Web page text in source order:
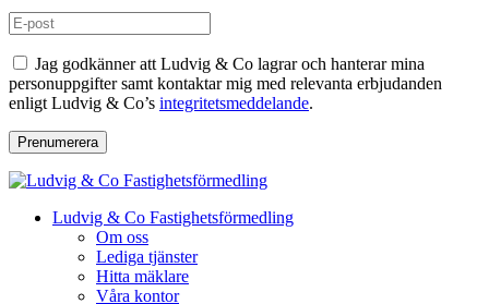
Jag godkänner att Ludvig & Co lagrar och hanterar mina
personuppgifter samt kontaktar mig med relevanta erbjudanden
enligt Ludvig & Co’s integritetsmeddelande.
Prenumerera
Ludvig & Co Fastighetsförmedling
Om oss
Lediga tjänster
Hitta mäklare
Våra kontor